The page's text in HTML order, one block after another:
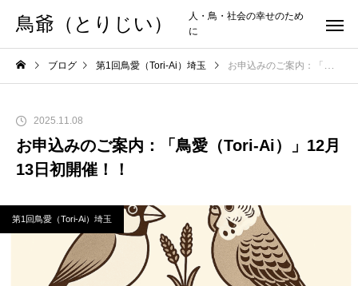
鳥爺（とりじい）
人・鳥・社会の幸せのため
に
ブログ 第1回鳥愛（Tori-Ai）埼玉 お申込みのご案内：「鳥愛（Tori-Ai）」12月13日初開催！！
2025.11.08
お申込みのご案内：「鳥愛（Tori-Ai）」12月
13日初開催！！
第1回鳥愛（Tori-Ai）埼玉